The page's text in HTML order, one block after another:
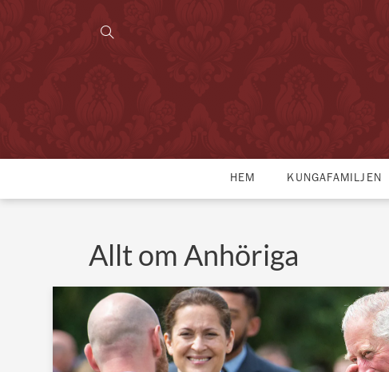
HEM KUNGAFAMILJEN
Allt om Anhöriga